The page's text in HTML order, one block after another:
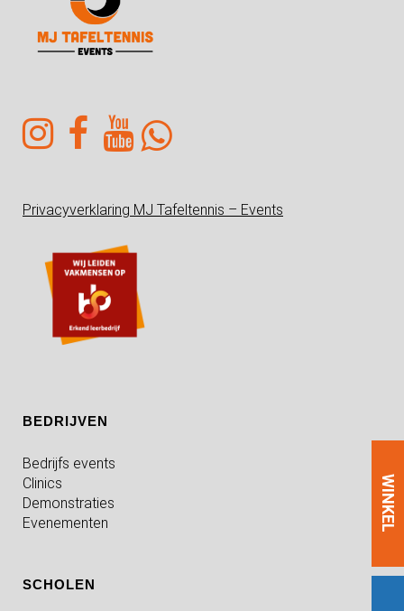
WINKEL
Privacyverklaring MJ Tafeltennis – Events
BEDRIJVEN
Bedrijfs events
Clinics
Demonstraties
Evenementen
SCHOLEN